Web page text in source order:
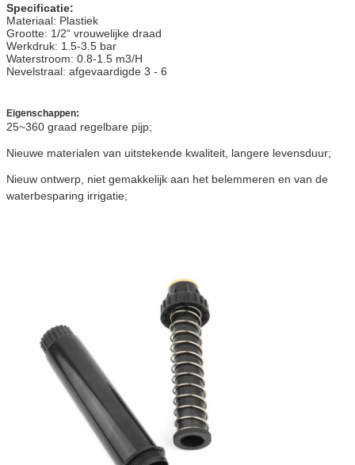
Specificatie:
Materiaal: Plastiek
Grootte: 1/2“ vrouwelijke draad
Werkdruk: 1.5-3.5 bar
Waterstroom: 0.8-1.5 m3/H
Nevelstraal: afgevaardigde 3 - 6
Eigenschappen:
25~360 graad regelbare pijp;
Nieuwe materialen van uitstekende kwaliteit, langere levensduur;
Nieuw ontwerp, niet gemakkelijk aan het belemmeren en van de
waterbesparing irrigatie;